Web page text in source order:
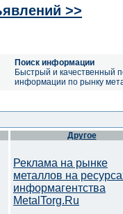
>>
Поиск информации
Быстрый и качественный
информации по рынку
Другое
Реклама на рынке
металлов на
информагентства
MetalTorg.Ru